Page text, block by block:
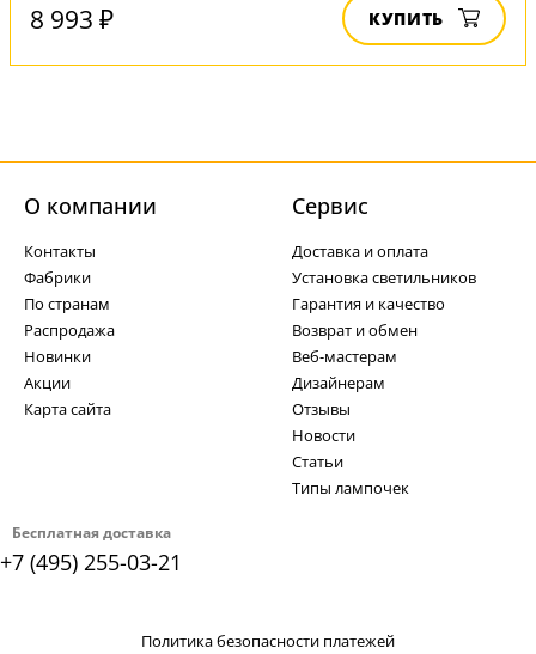
8 993 ₽ КУПИТЬ
Бесплатная доставка
+7 (495) 255-03-21
О компании
Контакты
Фабрики
По странам
Распродажа
Новинки
Акции
Карта сайта
Cервис
Доставка и оплата
Установка светильников
Гарантия и качество
Возврат и обмен
Веб-мастерам
Дизайнерам
Отзывы
Новости
Статьи
Типы лампочек
Политика безопасности платежей